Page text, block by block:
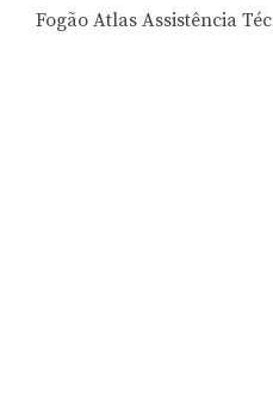
Fogão Atlas Assistência